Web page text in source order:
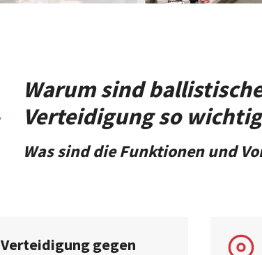
Warum sind
Verteidigung so
Was sind die Funktionen und
Verteidigung gegen